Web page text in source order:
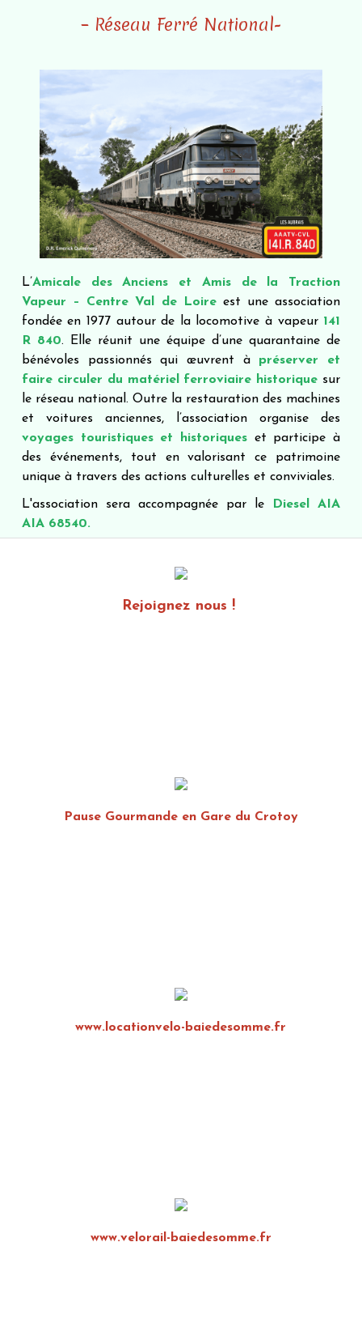
– Réseau Ferré National-
L’Amicale des Anciens et Amis de la Traction
Vapeur – Centre Val de Loireest une association
fondée en 1977 autour de la locomotive à vapeur 141
R 840. Elle réunit une équipe d’une quarantaine de
bénévoles passionnés qui œuvrent à préserver et
faire circuler du matériel ferroviaire historique sur
le réseau national. Outre la restauration des machines
et voitures anciennes, l’association organise des
voyages touristiques et historiques et participe à
des événements, tout en valorisant ce patrimoine
unique à travers des actions culturelles et conviviales.
L'association sera accompagnée par le
Diesel AIA
AIA 68540.
Rejoignez nous !
Pause Gourmande en Gare du Crotoy
www.locationvelo-baiedesomme.fr
www.velorail-baiedesomme.fr